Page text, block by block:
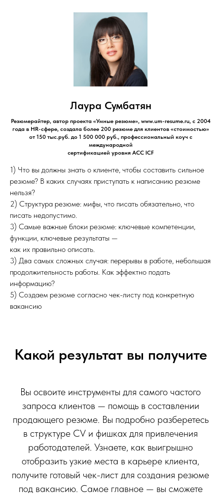
Лаура Сумбатян
Резюмерайтер, автор проекта «Умные резюме», www.um-resume.ru, с 2004
года в HR-сфере, создала более 200 резюме для клиентов «стоимостью»
от 150 тыс.руб. до 1 500 000 руб., профессиональный коуч с
международной
сертификацией уровня АСС ICF
1) Что вы должны знать о клиенте, чтобы составить сильное
резюме? В каких случаях приступать к написанию резюме
нельзя?
2) Структура резюме: мифы, что писать обязательно, что
писать недопустимо.
3) Самые важные блоки резюме: ключевые компетенции,
функции, ключевые результаты —
как их правильно описать.
3) Два самых сложных случая: перерывы в работе, небольшая
продолжительность работы. Как эффектно подать
информацию?
5) Создаем резюме согласно чек-листу под конкретную
вакансию
Какой результат вы получите
Вы освоите инструменты для самого частого
запроса клиентов — помощь в составлении
продающего резюме. Вы подробно разберетесь
в структуре CV и фишках для привлечения
работодателей. Узнаете, как выигрышно
отобразить узкие места в карьере клиента,
получите готовый чек-лист для создания резюме
под вакансию. Самое главное — вы сможете